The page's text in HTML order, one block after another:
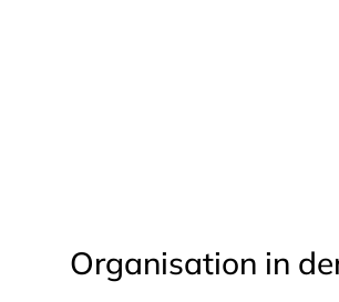
Organisation in